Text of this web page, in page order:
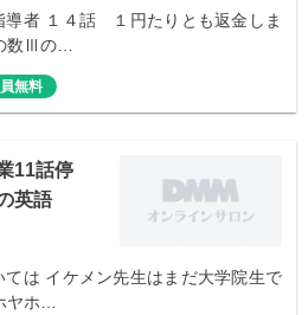
者 １４話 １円たりとも返金しま
数Ⅲの…
無料
11話停
英語
は イケメン先生はまだ大学院生で
ヤホ…